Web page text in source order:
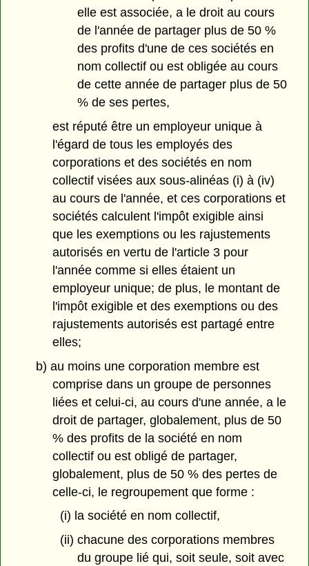
elle est associée, a le droit au cours
de l'année de partager plus de 50 %
des profits d'une de ces sociétés en
nom collectif ou est obligée au cours
de cette année de partager plus de 50
% de ses pertes,
est réputé être un employeur unique à
l'égard de tous les employés des
corporations et des sociétés en nom
collectif visées aux sous-alinéas (i) à (iv)
au cours de l'année, et ces corporations et
sociétés calculent l'impôt exigible ainsi
que les exemptions ou les rajustements
autorisés en vertu de l'article 3 pour
l'année comme si elles étaient un
employeur unique; de plus, le montant de
l'impôt exigible et des exemptions ou des
rajustements autorisés est partagé entre
elles;
b) au moins une corporation membre est
comprise dans un groupe de personnes
liées et celui-ci, au cours d'une année, a le
droit de partager, globalement, plus de 50
% des profits de la société en nom
collectif ou est obligé de partager,
globalement, plus de 50 % des pertes de
celle-ci, le regroupement que forme :
(i) la société en nom collectif,
(ii) chacune des corporations membres
du groupe lié qui, soit seule, soit avec